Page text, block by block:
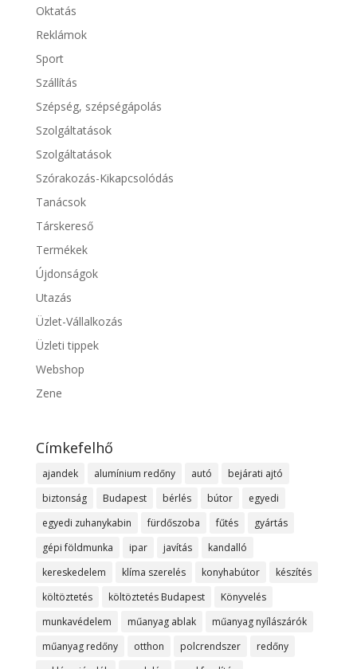
Oktatás
Reklámok
Sport
Szállítás
Szépség, szépségápolás
Szolgáltatások
Szolgáltatások
Szórakozás-Kikapcsolódás
Tanácsok
Társkereső
Termékek
Újdonságok
Utazás
Üzlet-Vállalkozás
Üzleti tippek
Webshop
Zene
Címkefelhő
ajandek alumínium redőny autó
bejárati ajtó
biztonság
Budapest bérlés bútor
egyedi
egyedi zuhanykabin
fürdőszoba fűtés
gyártás
gépi földmunka
ipar javítás
kandalló
kereskedelem
klíma szerelés konyhabútor
készítés
költöztetés
költöztetés Budapest
Könyvelés
munkavédelem
műanyag ablak
műanyag nyílászárók
műanyag redőny
otthon polcrendszer
redőny